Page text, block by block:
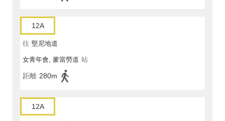
12A
往 堅尼地道
女青年會, 麥當勞道 站
距離 280m
12A